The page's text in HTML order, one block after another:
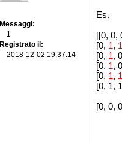
Messaggi
1
Registrato il
2018-12-02 19:37:14
Es.
[[0, 0,
[0, 1, 1
[0, 1, 0
[0, 1,
[0, 1, 1
[0, 1,
[0, 0,